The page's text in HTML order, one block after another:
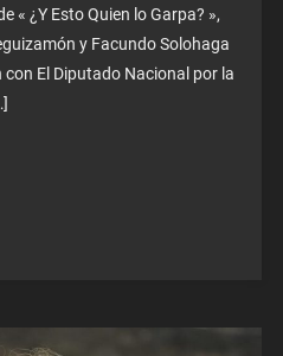
« ¿Y Esto Quien lo Garpa? »,
y Facundo Solohaga
El Diputado Nacional por la